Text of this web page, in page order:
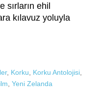
ehil
kılavuz yoluyla
, Korku, Korku Antolojisi,
, Yeni Zelanda